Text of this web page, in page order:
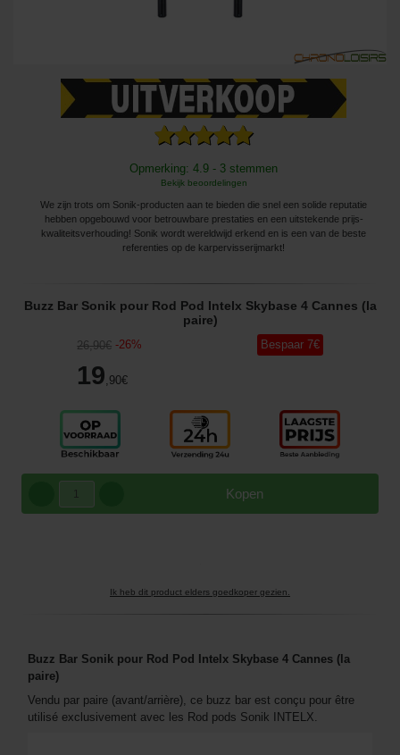
Opmerking: 4.9 - 3 stemmen
Bekijk beoordelingen
We zijn trots om Sonik-producten aan te bieden die snel een solide reputatie
hebben opgebouwd voor betrouwbare prestaties en een uitstekende prijs-
kwaliteitsverhouding! Sonik wordt wereldwijd erkend en is een van de beste
referenties op de karpervisserijmarkt!
Buzz Bar Sonik pour Rod Pod Intelx Skybase 4 Cannes (la
paire)
26,90€ -26%
19 ,90€
Bespaar 7€
Kopen
Ik heb dit product elders goedkoper gezien.
Buzz Bar Sonik pour Rod Pod Intelx Skybase 4 Cannes (la
paire)
Vendu par paire (avant/arrière), ce buzz bar est conçu pour être
utilisé exclusivement avec les Rod pods Sonik INTELX.